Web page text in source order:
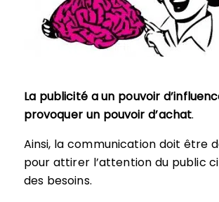
La publicité a un pouvoir
provoquer un pouvoir d’achat.
Ainsi, la communication doit être
pour attirer l’attention du public
des besoins.